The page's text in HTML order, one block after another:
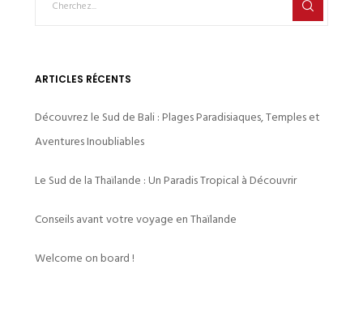
ARTICLES RÉCENTS
Découvrez le Sud de Bali : Plages Paradisiaques, Temples et
Aventures Inoubliables
Le Sud de la Thaïlande : Un Paradis Tropical à Découvrir
Conseils avant votre voyage en Thaïlande
Welcome on board !